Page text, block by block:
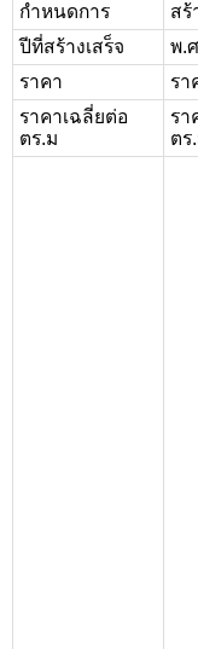
กำหนดการ
สร้
ปีที่สร้างเสร็จ
พ.
ราคา
รา
ราคาเฉลี่ยต่อ
ตร.ม
รา
ตร